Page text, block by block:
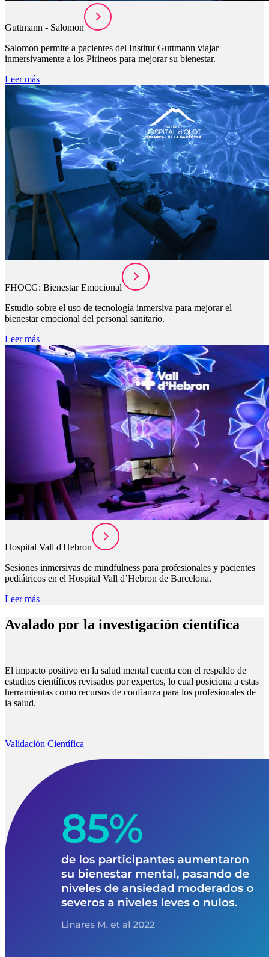
Guttmann - Salomon
Salomon permite a pacientes del Institut Guttmann viajar
inmersivamente a los Pirineos para mejorar su bienestar.
Leer más
FHOCG: Bienestar Emocional
Estudio sobre el uso de tecnología inmersiva para mejorar el
bienestar emocional del personal sanitario.
Leer más
Hospital Vall d'Hebron
Sesiones inmersivas de mindfulness para profesionales y pacientes
pediátricos en el Hospital Vall d’Hebron de Barcelona.
Leer más
Avalado por la investigación científica
El impacto positivo en la salud mental cuenta con el respaldo de
estudios científicos revisados por expertos, lo cual posiciona a estas
herramientas como recursos de confianza para los profesionales de
la salud.
Validación Científica